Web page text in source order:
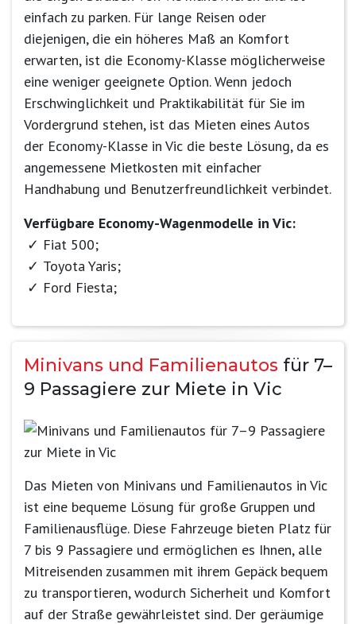
einfach zu parken. Für lange Reisen oder
diejenigen, die ein höheres Maß an Komfort
erwarten, ist die Economy-Klasse möglicherweise
eine weniger geeignete Option. Wenn jedoch
Erschwinglichkeit und Praktikabilität für Sie im
Vordergrund stehen, ist das Mieten eines Autos
der Economy-Klasse in Vic die beste Lösung, da es
angemessene Mietkosten mit einfacher
Handhabung und Benutzerfreundlichkeit verbindet.
Verfügbare Economy-Wagenmodelle in Vic:
Fiat 500;
Toyota Yaris;
Ford Fiesta;
Minivans und Familienautos für 7–
9 Passagiere zur Miete in Vic
Das Mieten von Minivans und Familienautos in Vic
ist eine bequeme Lösung für große Gruppen und
Familienausflüge. Diese Fahrzeuge bieten Platz für
7 bis 9 Passagiere und ermöglichen es Ihnen, alle
Mitreisenden zusammen mit ihrem Gepäck bequem
zu transportieren, wodurch Sicherheit und Komfort
auf der Straße gewährleistet sind. Der geräumige